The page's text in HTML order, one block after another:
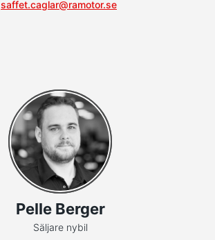
saffet.caglar@ramotor.se
Pelle Berger
Säljare nybil